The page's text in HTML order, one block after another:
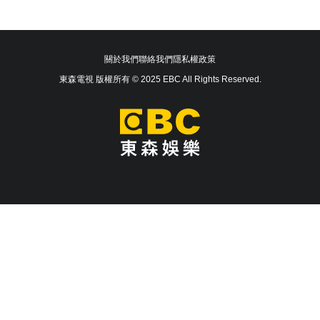
關於我們聯絡我們隱私權政策
東森電視 版權所有 © 2025 EBC All Rights Reserved.